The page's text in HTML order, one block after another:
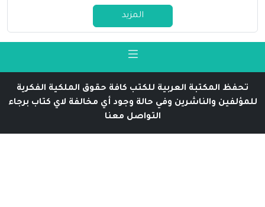
المزيد
تحفظ المكتبة العربية للكتب كافة حقوق الملكية الفكرية
للمؤلفين والناشرين وفي حالة وجود أي مخالفة لاي كتاب برجاء
التواصل معنا